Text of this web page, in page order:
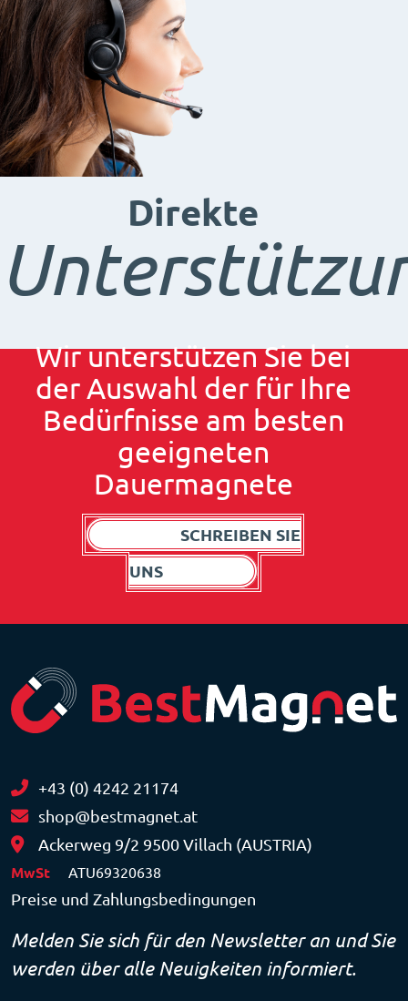
Direkte
Wir unterstützen Sie bei
der Auswahl der für Ihre
Bedürfnisse am besten
geeigneten
Dauermagnete
SCHREIBEN SIE
UNS
+43 (0) 4242 21174
shop@bestmagnet.at
Ackerweg 9/2 9500 Villach (AUSTRIA)
MwSt ATU69320638
Preise und Zahlungsbedingungen
Melden Sie sich für den Newsletter an und Sie
werden über alle Neuigkeiten informiert.